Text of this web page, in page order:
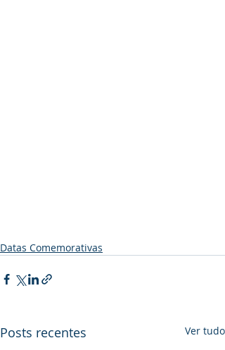
Datas Comemorativas
Posts recentes Ver tudo